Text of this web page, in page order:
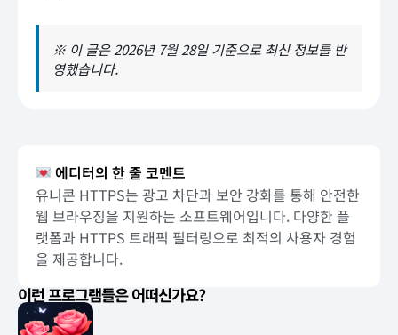
※ 이 글은 2026년 7월 28일 기준으로 최신 정보를 반
영했습니다.
에디터의 한 줄 코멘트
유니콘 HTTPS는 광고 차단과 보안 강화를 통해 안전한
웹 브라우징을 지원하는 소프트웨어입니다. 다양한 플
랫폼과 HTTPS 트래픽 필터링으로 최적의 사용자 경험
을 제공합니다.
이런 프로그램들은 어떠신가요?